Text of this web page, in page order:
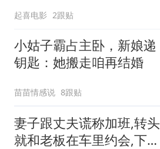
起喜电影 2跟贴
小姑子霸占主卧，新娘递
钥匙：她搬走咱再结婚
苗苗情感说 8跟贴
妻子跟丈夫谎称加班,转头
就和老板在车里约会,下秒